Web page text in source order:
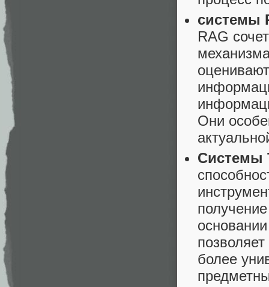
системы
RAG
Они
Системы
более